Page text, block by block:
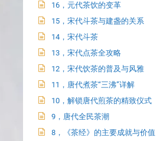
16，元代茶饮的变革
15，宋代斗茶与建盏的关系
14，宋代斗茶
13，宋代点茶全攻略
12，宋代饮茶的普及与风雅
11，唐代煮茶“三沸”详解
10，解锁唐代煎茶的精致仪式
9，唐代全民茶潮
8，《茶经》的主要成就与价值